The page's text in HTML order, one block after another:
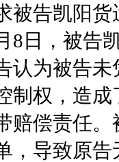
被告凯阳货
8日，被告
认为被告未
制权，造成
赔偿责任。
，导致原告